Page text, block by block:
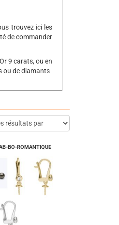
trouvez ici les
de commander
9 carats, ou en
ou de diamants
BO-ROMANTIQUE